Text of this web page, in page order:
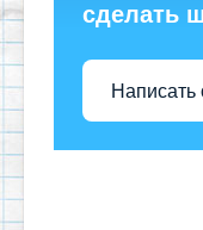
сделать
Написать